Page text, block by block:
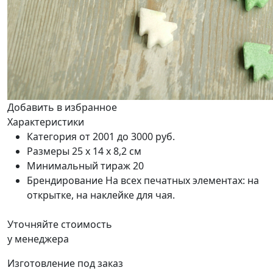
Добавить в избранное
Характеристики
Категория от 2001 до 3000 руб.
Размеры 25 х 14 х 8,2 см
Минимальный тираж20
Брендирование На всех печатных элементах: на
открытке, на наклейке для чая.
Уточняйте стоимость
у менеджера
Изготовление под заказ